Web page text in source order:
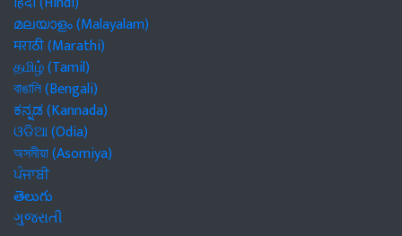
മലയാളം (Malayalam)
मराठी (Marathi)
தமிழ் (Tamil)
বাঙালি (Bengali)
ಕನ್ನಡ (Kannada)
ଓଡିଆ (Odia)
অসমীয়া (Asomiya)
ਪੰਜਾਬੀ
తెలుగు
ગુજરાતી